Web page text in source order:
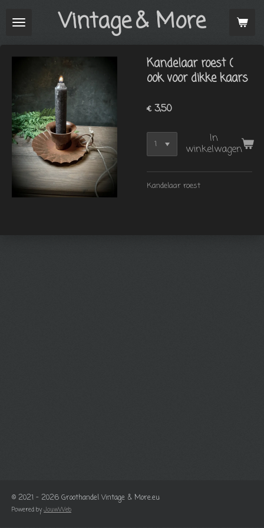
direct
Vintage& More
Kandelaar roest (
ook voor dikke kaars
€ 3,50
In
winkelwagen
Kandelaar roest
© 2021 - 2026 Groothandel Vintage & More.eu
Powered byJouwWeb